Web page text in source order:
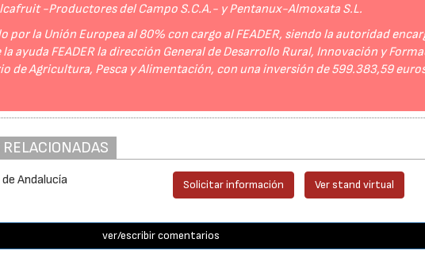
-Productores del Campo S.C.A.- y Pentanux-Almoxata S.L.
por la Unión Europea al 80% con cargo al FEADER, siendo la autoridad
ayuda FEADER la dirección General de Desarrollo Rural, Innovación y
de Agricultura, Pesca y Alimentación, con una inversión de 599.383,59
Andalucía Solicitar información Ver stand virtual
ver/escribir comentarios